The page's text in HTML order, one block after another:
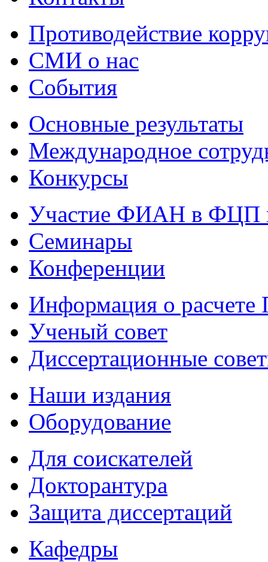
Противодействие
СМИ о нас
События
Основные результаты
Международное
Конкурсы
Участие ФИАН в ФЦП
Семинары
Конференции
Информация о
Ученый совет
Диссертационные
Наши издания
Оборудование
Для соискателей
Докторантура
Защита диссертаций
Кафедры